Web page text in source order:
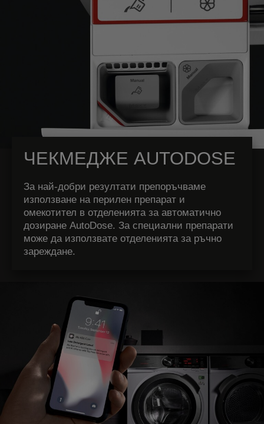
ЧЕКМЕДЖЕ AUTODOSE
За най-добри резултати препоръчваме
използване на перилен препарат и
омекотител в отделенията за автоматично
дозиране AutoDose. За специални препарати
може да използвате отделенията за ръчно
зареждане.